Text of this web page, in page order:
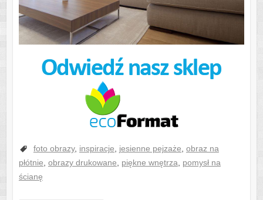
foto obrazy, inspiracje jesienne pejzaże obraz na
płótnie obrazy drukowane piękne wnętrza
pomysł na
ścianę